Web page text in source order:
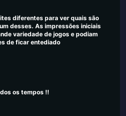
diferentes para ver quais são
desses. As impressões iniciais
variedade de jogos e podiam
de ficar entediado
os tempos !!